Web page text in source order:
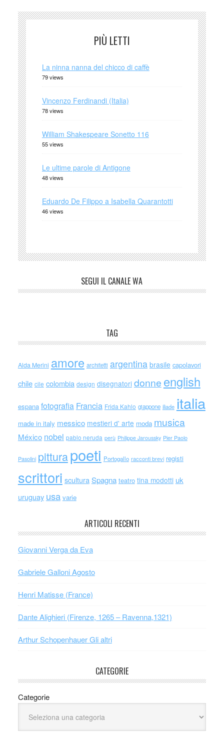
PIÙ LETTI
La ninna nanna del chicco di caffè
79 views
Vincenzo Ferdinandi (Italia)
78 views
William Shakespeare Sonetto 116
55 views
Le ultime parole di Antigone
48 views
Eduardo De Filippo a Isabella Quarantotti
46 views
SEGUI IL CANALE WA
TAG
Alda Merini amore architetti argentina brasile capolavori
chile cile colombia design disegnatori donne english
espana fotografia Francia Frida Kahlo giappone iliade italia
made in italy messico mestieri d' arte moda musica
México nobel pablo neruda perù Philippe Jaroussky Pier Paolo
Pasolini pitturapoeti Portogallo racconti brevi registi
scrittori sculturaSpagna teatro tina modotti uk
uruguay usa varie
ARTICOLI RECENTI
Giovanni Verga da Eva
Gabriele Galloni Agosto
Henri Matisse (France)
Dante Alighieri (Firenze, 1265 – Ravenna,1321)
Arthur Schopenhauer Gli altri
CATEGORIE
Categorie